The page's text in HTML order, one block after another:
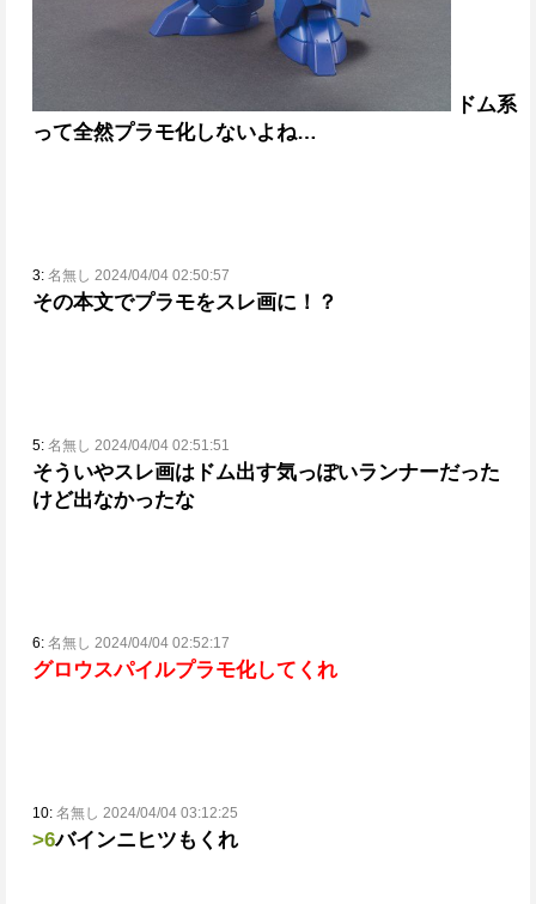
ドム系
って全然プラモ化しないよね…
3: 名無し 2024/04/04 02:50:57
その本文でプラモをスレ画に！？
5: 名無し 2024/04/04 02:51:51
そういやスレ画はドム出す気っぽいランナーだった
けど出なかったな
6: 名無し 2024/04/04 02:52:17
グロウスパイルプラモ化してくれ
10: 名無し 2024/04/04 03:12:25
>6バインニヒツもくれ